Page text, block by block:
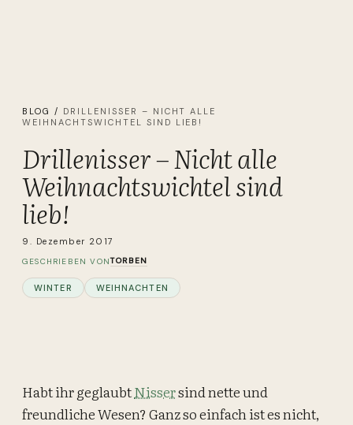
BLOG / DRILLENISSER – NICHT ALLE
WEIHNACHTSWICHTEL SIND LIEB!
Drillenisser – Nicht alle
Weihnachtswichtel sind
lieb!
9. Dezember 2017
GESCHRIEBEN VONTORBEN
WINTER WEIHNACHTEN
Habt ihr geglaubtNissersind nette und
freundliche Wesen? Ganz so einfach ist es nicht,